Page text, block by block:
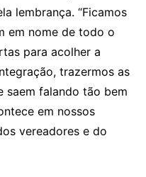
lembrança. “Ficamos
em nome de todo o
para acolher a
trazermos as
saem falando tão bem
em nossos
vereadores e do